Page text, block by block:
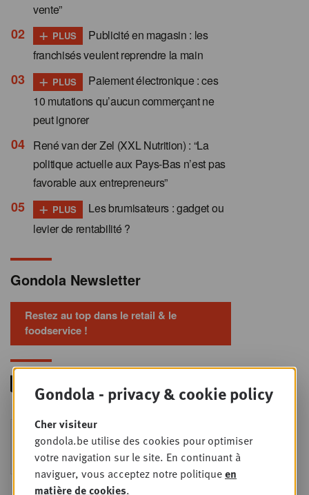
vente”
+ PLUS
Publicité en magasin : les
franchisés veulent reprendre la main
+ PLUS
Paiement électronique : ces
10 mutations qu’aucun commerçant ne
peut ignorer
René van der Zel (XXL Nutrition) : “La
politique actuelle aux Pays-Bas n’est pas
favorable aux entrepreneurs”
+ PLUS
Les brumisateurs : gadget ou
levier de rentabilité ?
Gondola Newsletter
Restez au top dans le retail & le
foodservice !
9
SEPT
Foodservice - Joint
business planning
Intro to Negotiation: Succes aan de
onderhandelingstafel is geen toeval!
Gondola - privacy & cookie policy
Cher visiteur
gondola.be utilise des cookies pour optimiser
votre navigation sur le site. En continuant à
naviguer, vous acceptez notre politiqueen
matière de cookies.